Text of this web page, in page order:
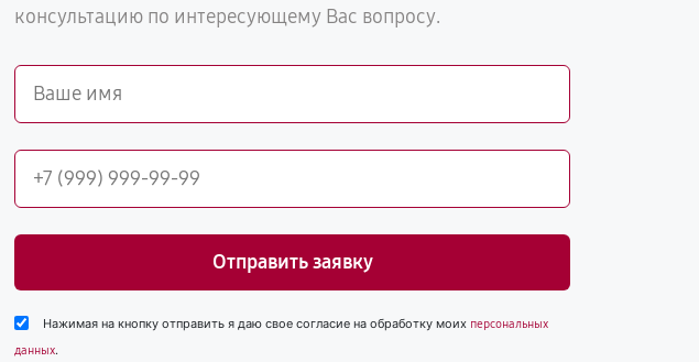
консультацию по интересующему Вас вопросу.
Отправить заявку
Нажимая на кнопку отправить я даю свое согласие на обработку моих персональных
данных.